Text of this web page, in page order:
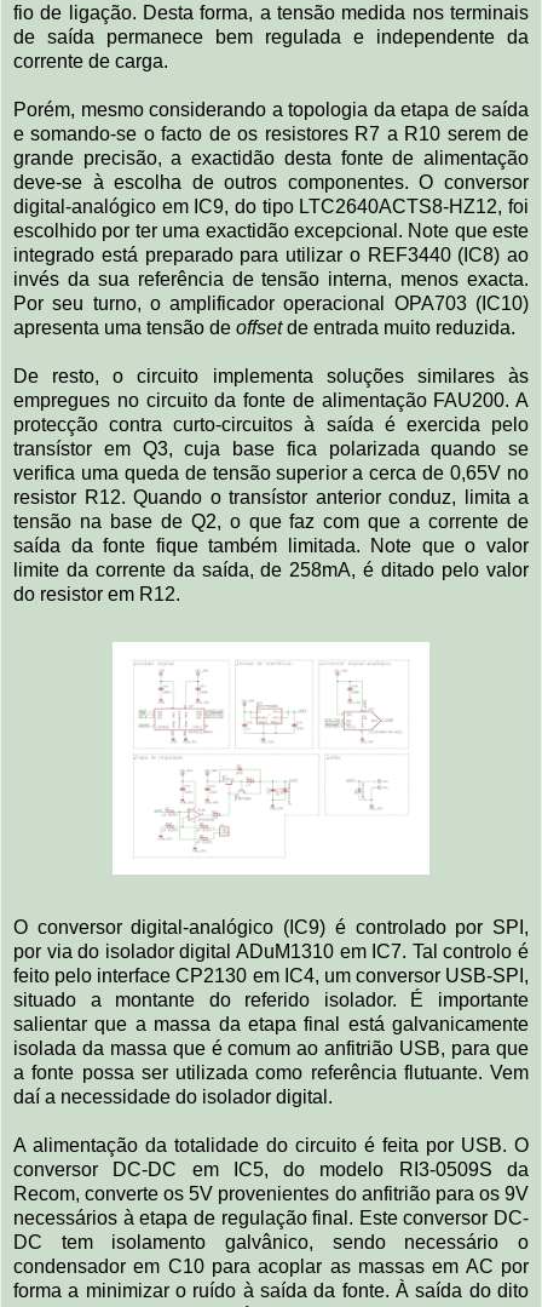
fio de ligação. Desta forma, a tensão medida nos terminais
de saída permanece bem regulada e independente da
corrente de carga.
Porém, mesmo considerando a topologia da etapa de saída
e somando-se o facto de os resistores R7 a R10 serem de
grande precisão, a exactidão desta fonte de alimentação
deve-se à escolha de outros componentes. O conversor
digital-analógico em IC9, do tipo LTC2640ACTS8-HZ12, foi
escolhido por ter uma exactidão excepcional. Note que este
integrado está preparado para utilizar o REF3440 (IC8) ao
invés da sua referência de tensão interna, menos exacta.
Por seu turno, o amplificador operacional OPA703 (IC10)
apresenta uma tensão de offsetde entrada muito reduzida.
De resto, o circuito implementa soluções similares às
empregues no circuito da fonte de alimentação FAU200. A
protecção contra curto-circuitos à saída é exercida pelo
transístor em Q3, cuja base fica polarizada quando se
verifica uma queda de tensão superior a cerca de 0,65V no
resistor R12. Quando o transístor anterior conduz, limita a
tensão na base de Q2, o que faz com que a corrente de
saída da fonte fique também limitada. Note que o valor
limite da corrente da saída, de 258mA, é ditado pelo valor
do resistor em R12.
O conversor digital-analógico (IC9) é controlado por SPI,
por via do isolador digital ADuM1310 em IC7. Tal controlo é
feito pelo interface CP2130 em IC4, um conversor USB-SPI,
situado a montante do referido isolador. É importante
salientar que a massa da etapa final está galvanicamente
isolada da massa que é comum ao anfitrião USB, para que
a fonte possa ser utilizada como referência flutuante. Vem
daí a necessidade do isolador digital.
A alimentação da totalidade do circuito é feita por USB. O
conversor DC-DC em IC5, do modelo RI3-0509S da
Recom, converte os 5V provenientes do anfitrião para os 9V
necessários à etapa de regulação final. Este conversor DC-
DC tem isolamento galvânico, sendo necessário o
condensador em C10 para acoplar as massas em AC por
forma a minimizar o ruído à saída da fonte. À saída do dito